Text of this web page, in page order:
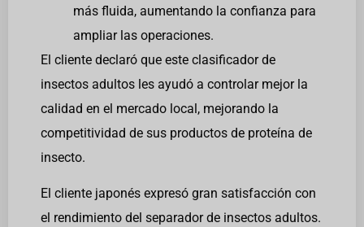
más fluida, aumentando la confianza para
ampliar las operaciones.
El cliente declaró que este clasificador de
insectos adultos les ayudó a controlar mejor la
calidad en el mercado local, mejorando la
competitividad de sus productos de proteína de
insecto.
El cliente japonés expresó gran satisfacción con
el rendimiento del separador de insectos adultos.